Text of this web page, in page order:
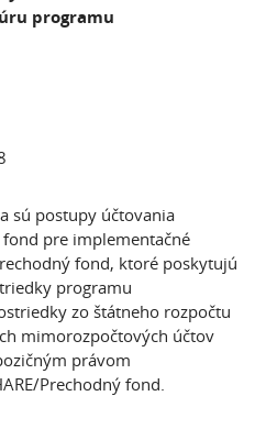
programu
sú postupy účtovania
pre implementačné
fond, ktoré poskytujú
programu
zo štátneho rozpočtu
mimorozpočtových účtov
právom
Prechodný fond.